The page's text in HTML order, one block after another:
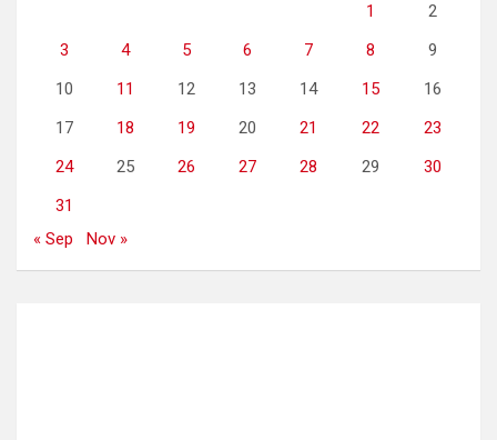
1
2
3
4 5 6 7 8
9
10
11 12 13 14 15
16
17
18 19 20 21 22
23
24
25 26 27 28 29
30
31
« Sep
Nov »